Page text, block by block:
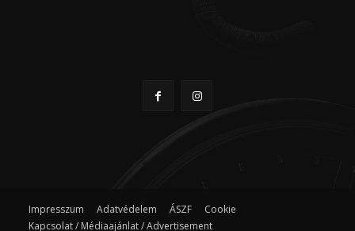
Impresszum Adatvédelem ÁSZF
Cookie
Kapcsolat / Médiaajánlat / Advertisement